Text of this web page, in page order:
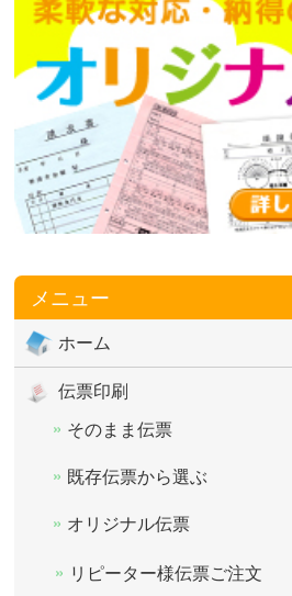
メニュー
ホーム
伝票印刷
そのまま伝票
既存伝票から選ぶ
オリジナル伝票
リピーター様伝票ご注文